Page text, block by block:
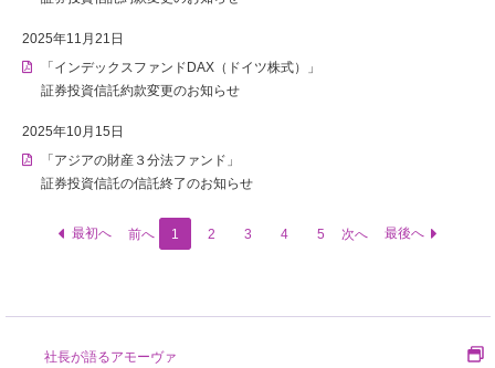
社長が語るアモーヴァ
2025年11月21日
「インデックスファンドDAX（ドイツ株式）」
証券投資信託約款変更のお知らせ
2025年10月15日
「アジアの財産３分法ファンド」
証券投資信託の信託終了のお知らせ
最初へ 前へ 1 2 3 4 5 次へ 最後へ